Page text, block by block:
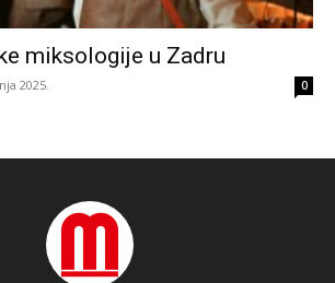
miksologije u Zadru
2025. 0